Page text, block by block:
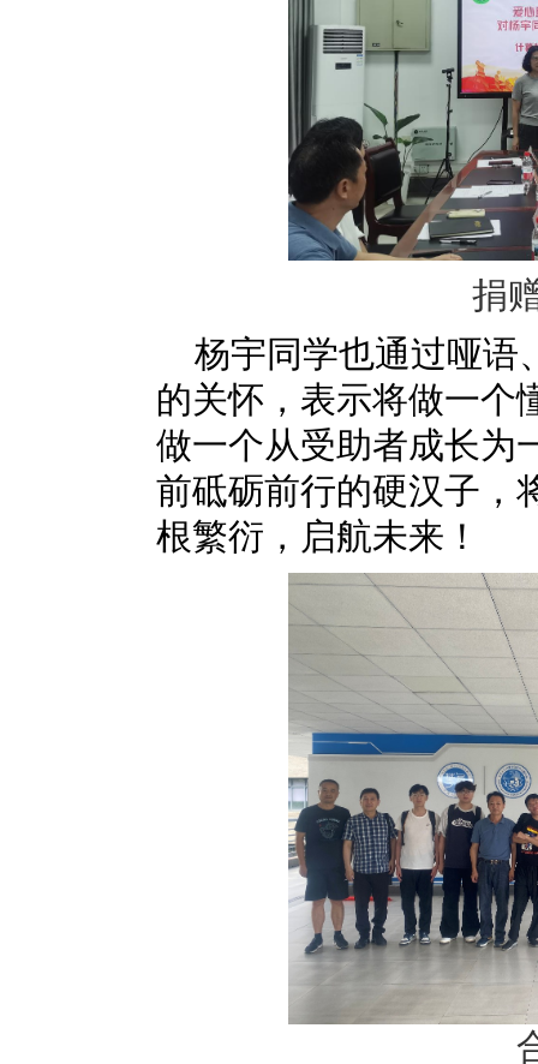
捐
杨宇同学也通过哑语
的关怀，表示将做一个
做一个从受助者成长为
前砥砺前行的硬汉子，
根繁衍，启航未来！